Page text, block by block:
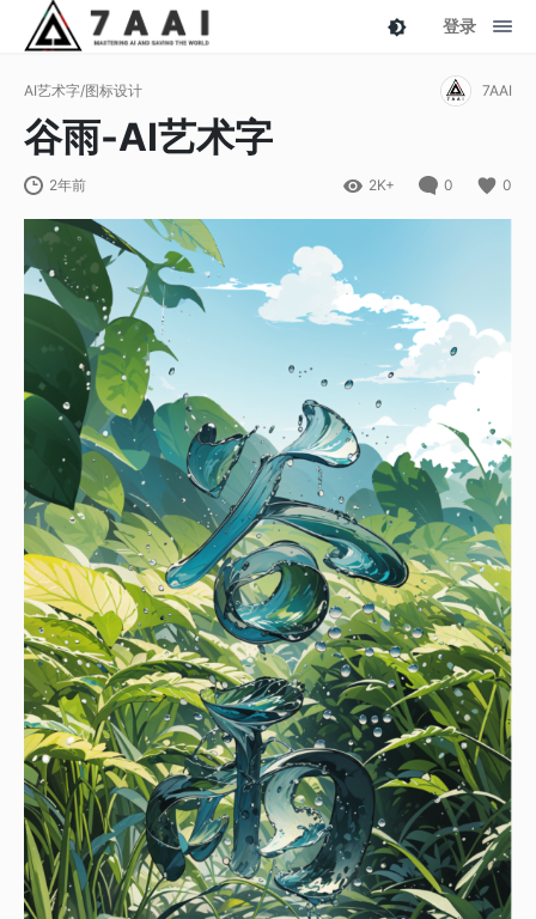
登录
AI艺术字/图标设计 7AAI
谷雨-AI艺术字
2年前 2K+ 0 0